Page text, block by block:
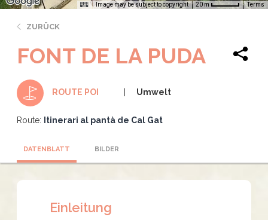
Image may be subject to copyright 20 m Terms
ZURÜCK
FONT DE LA PUDA
ROUTE POI Umwelt
Route: Itinerari al pantà de Cal Gat
DATENBLATT BILDER
Einleitung